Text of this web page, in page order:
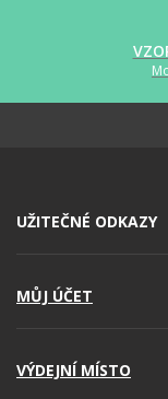
UŽITEČNÉ ODKAZY
MŮJ ÚČET
VÝDEJNÍ MÍSTO